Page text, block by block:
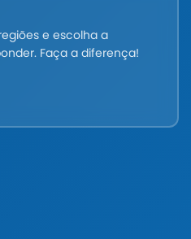
e escolha a
Faça a diferença!